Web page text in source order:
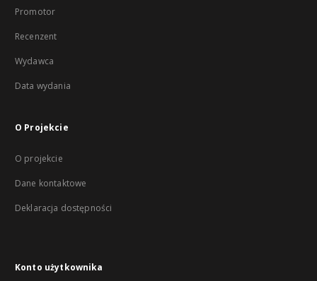
Promotor
Recenzent
Wydawca
Data wydania
O Projekcie
O projekcie
Dane kontaktowe
Deklaracja dostępności
Konto użytkownika